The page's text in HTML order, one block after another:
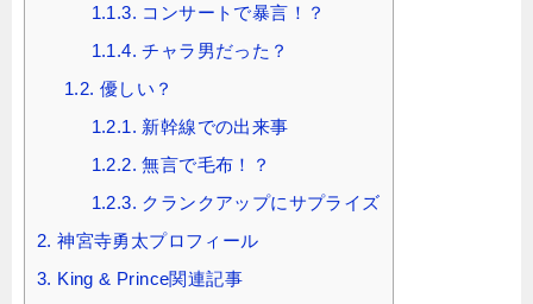
1.1.3. コンサートで暴言！？
1.1.4. チャラ男だった？
1.2. 優しい？
1.2.1. 新幹線での出来事
1.2.2. 無言で毛布！？
1.2.3. クランクアップにサプライズ
2. 神宮寺勇太プロフィール
3. King & Prince関連記事